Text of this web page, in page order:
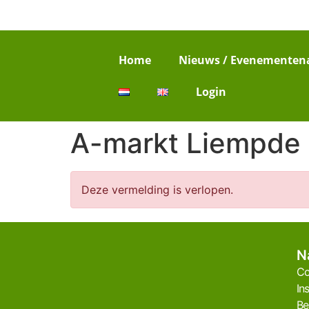
Home Nieuws /
Login
A-markt Liempde
Deze vermelding is verlopen.